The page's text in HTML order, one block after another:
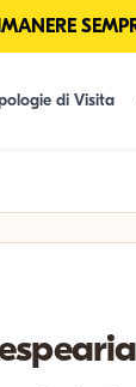
di Visita